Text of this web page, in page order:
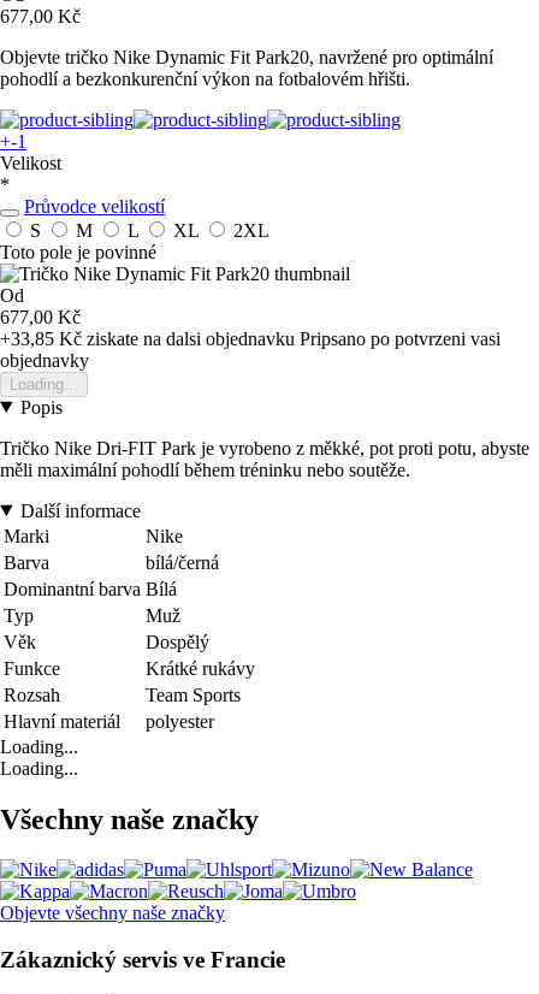
677,00 Kč
Objevte tričko Nike Dynamic Fit Park20, navržené pro optimální
pohodlí a bezkonkurenční výkon na fotbalovém hřišti.
+-1
Velikost
*
Průvodce velikostí
S
M L XL
2XL
Toto pole je povinné
Od
677,00 Kč
+33,85 Kč ziskate na dalsi objednavku Pripsano po potvrzeni vasi
objednavky
Loading...
Popis
Tričko Nike Dri-FIT Park je vyrobeno z měkké, pot proti potu, abyste
měli maximální pohodlí během tréninku nebo soutěže.
Další informace
Marki
Nike
Barva
bílá/černá
Dominantní barva Bílá
Typ
Muž
Věk
Dospělý
Funkce
Krátké rukávy
Rozsah
Team Sports
Hlavní materiál
polyester
Loading...
Loading...
Všechny naše značky
Objevte všechny naše značky
Zákaznický servis ve Francie